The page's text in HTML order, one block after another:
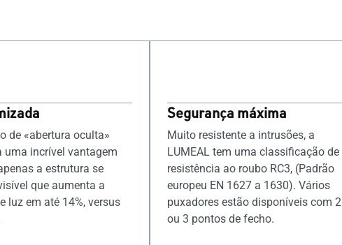
de «abertura oculta»
uma incrível vantagem
a estrutura se
que aumenta a
luz em até 14%, versus
Segurança máxima
Muito resistente a intrusões, a
LUMEAL tem uma classificação de
resistência ao roubo RC3, (Padrão
europeu EN 1627 a 1630). Vários
puxadores estão disponíveis com 2
ou 3 pontos de fecho.